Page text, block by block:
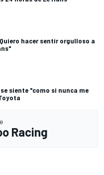
hacer sentir orgulloso a
siente "como si nunca me
Racing